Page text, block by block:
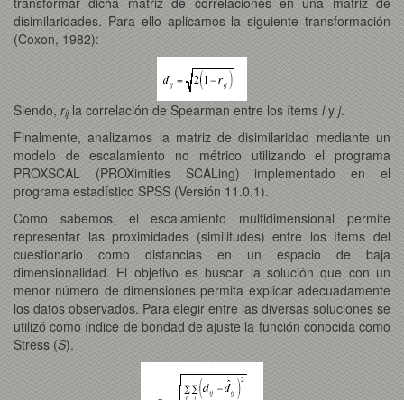
disimilaridades. Para ello aplicamos la siguiente transformación
(Coxon, 1982):
Siendo, rijla correlación de Spearman entre los ítems iy j.
Finalmente, analizamos la matriz de disimilaridad mediante un
modelo de escalamiento no métrico utilizando el programa
PROXSCAL (PROXimities SCALing) implementado en el
programa estadístico SPSS (Versión 11.0.1).
Como sabemos, el escalamiento multidimensional permite
representar las proximidades (similitudes) entre los ítems del
cuestionario como distancias en un espacio de baja
dimensionalidad. El objetivo es buscar la solución que con un
menor número de dimensiones permita explicar adecuadamente
los datos observados. Para elegir entre las diversas soluciones se
utilizó como índice de bondad de ajuste la función conocida como
Stress (S).